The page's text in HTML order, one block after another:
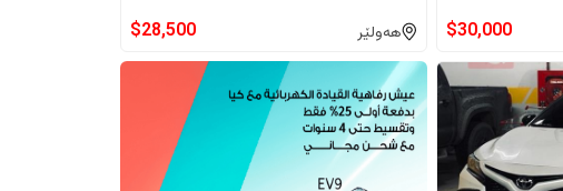
$30,000 هەولێر $28,500